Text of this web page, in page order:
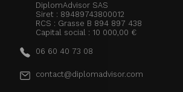
DiplomAdvisor SAS
Siret : 89489743800012
RCS : Grasse B 894 897 438
Capital social : 10 000,00 €
06 60 40 73 08
contact@diplomadvisor.com